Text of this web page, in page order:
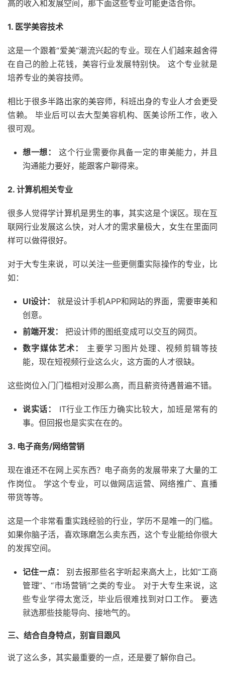
高的收入和发展空间，那下面这些专业可能更适合你。
1. 医学美容技术
这是一个跟着“爱美”潮流兴起的专业。现在人们越来越舍得
在自己的脸上花钱，美容行业发展特别快。 这个专业就是
培养专业的美容技师。
相比于很多半路出家的美容师，科班出身的专业人才会更受
信赖。 毕业后可以去大型美容机构、医美诊所工作，收入
很可观。
想一想：
这个行业需要你具备一定的审美能力，并且
沟通能力要好，能跟客户聊得来。
2. 计算机相关专业
很多人觉得学计算机是男生的事，其实这是个误区。现在互
联网行业发展这么快，对人才的需求量极大，女生在里面同
样可以做得很好。
对于大专生来说，可以关注一些更侧重实际操作的专业，比
如：
UI设计：
就是设计手机APP和网站的界面，需要审美和
创意。
前端开发：
把设计师的图纸变成可以交互的网页。
数字媒体艺术：
主要学习图片处理、视频剪辑等技
能，现在短视频行业这么火，这方面的人才很缺。
这些岗位入门门槛相对没那么高，而且薪资待遇普遍不错。
说实话：
IT行业工作压力确实比较大，加班是常有的
事。但回报也是实实在在的。
3. 电子商务/网络营销
现在谁还不在网上买东西？电子商务的发展带来了大量的工
作岗位。 学这个专业，可以做网店运营、网络推广、直播
带货等等。
这是一个非常看重实践经验的行业，学历不是唯一的门槛。
如果你脑子活，喜欢琢磨怎么卖东西，这个专业能给你很大
的发挥空间。
记住一点：
别去报那些名字听起来高大上，比如“工商
管理”、“市场营销”之类的专业。 对于大专生来说，这
些专业学得太宽泛，毕业后很难找到对口工作。 要选
就选那些技能导向、接地气的。
三、结合自身特点，别盲目跟风
说了这么多，其实最重要的一点，还是要了解你自己。